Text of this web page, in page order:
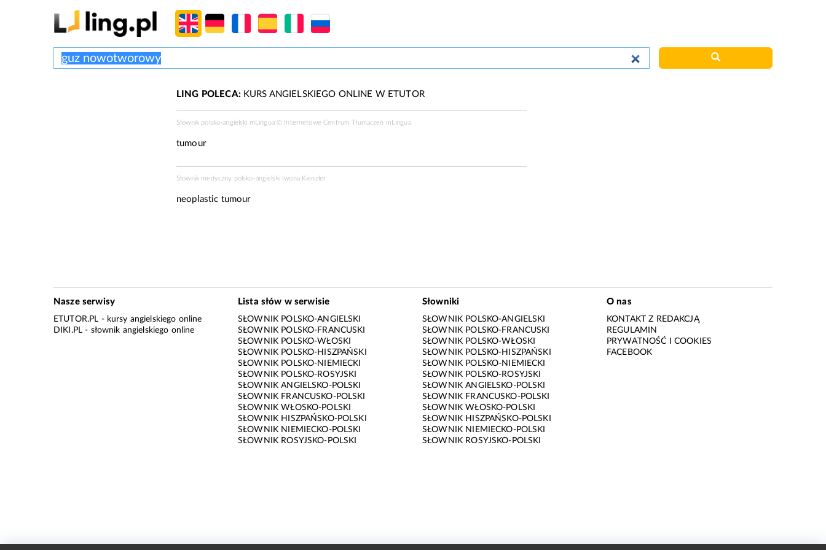
LING POLECA:KURS ANGIELSKIEGO ONLINE W ETUTOR
Słownik polsko-angielski mLingua © Internetowe Centrum Tłumaczeń mLingua
tumour
Słownik medyczny polsko-angielski Iwona Kienzler
neoplastic tumour
Nasze serwisy
ETUTOR.PL - kursy angielskiego online
DIKI.PL - słownik angielskiego online
Lista słów w serwisie
SŁOWNIK POLSKO-ANGIELSKI
SŁOWNIK POLSKO-FRANCUSKI
SŁOWNIK POLSKO-WŁOSKI
SŁOWNIK POLSKO-HISZPAŃSKI
SŁOWNIK POLSKO-NIEMIECKI
SŁOWNIK POLSKO-ROSYJSKI
SŁOWNIK ANGIELSKO-POLSKI
SŁOWNIK FRANCUSKO-POLSKI
SŁOWNIK WŁOSKO-POLSKI
SŁOWNIK HISZPAŃSKO-POLSKI
SŁOWNIK NIEMIECKO-POLSKI
SŁOWNIK ROSYJSKO-POLSKI
Słowniki
SŁOWNIK POLSKO-ANGIELSKI
SŁOWNIK POLSKO-FRANCUSKI
SŁOWNIK POLSKO-WŁOSKI
SŁOWNIK POLSKO-HISZPAŃSKI
SŁOWNIK POLSKO-NIEMIECKI
SŁOWNIK POLSKO-ROSYJSKI
SŁOWNIK ANGIELSKO-POLSKI
SŁOWNIK FRANCUSKO-POLSKI
SŁOWNIK WŁOSKO-POLSKI
SŁOWNIK HISZPAŃSKO-POLSKI
SŁOWNIK NIEMIECKO-POLSKI
SŁOWNIK ROSYJSKO-POLSKI
O nas
KONTAKT Z REDAKCJĄ
REGULAMIN
PRYWATNOŚĆ I COOKIES
FACEBOOK